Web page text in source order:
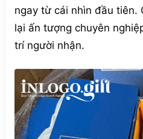
ngay từ cái nhìn đầu tiên.
lại ấn tượng chuyên
trí người nhận.